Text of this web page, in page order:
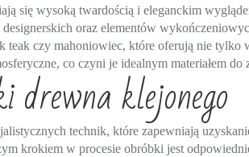
się wysoką twardością i eleganckim
oraz elementów
teak czy mahoniowiec, które oferują nie tylko
co czyni je idealnym materiałem do
klejonego
technik, które zapewniają
krokiem w procesie obróbki jest